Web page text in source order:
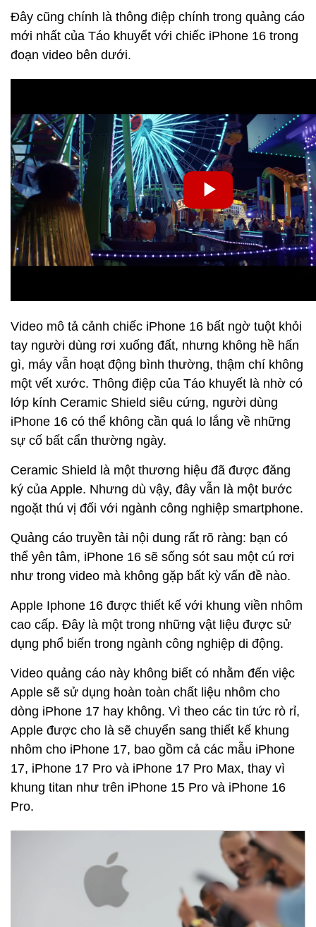
Đây cũng chính là thông điệp chính trong quảng cáo
mới nhất của Táo khuyết với chiếc iPhone 16 trong
đoạn video bên dưới.
Video mô tả cảnh chiếc iPhone 16 bất ngờ tuột khỏi
tay người dùng rơi xuống đất, nhưng không hề hấn
gì, máy vẫn hoạt động bình thường, thậm chí không
một vết xước. Thông điệp của Táo khuyết là nhờ có
lớp kính Ceramic Shield siêu cứng, người dùng
iPhone 16 có thể không cần quá lo lắng về những
sự cố bất cẩn thường ngày.
Ceramic Shield là một thương hiệu đã được đăng
ký của Apple. Nhưng dù vậy, đây vẫn là một bước
ngoặt thú vị đối với ngành công nghiệp smartphone.
Quảng cáo truyền tải nội dung rất rõ ràng: bạn có
thể yên tâm, iPhone 16 sẽ sống sót sau một cú rơi
như trong video mà không gặp bất kỳ vấn đề nào.
Apple Iphone 16 được thiết kế với khung viền nhôm
cao cấp. Đây là một trong những vật liệu được sử
dụng phổ biến trong ngành công nghiệp di động.
Video quảng cáo này không biết có nhằm đến việc
Apple sẽ sử dụng hoàn toàn chất liệu nhôm cho
dòng iPhone 17 hay không. Vì theo các tin tức rò rỉ,
Apple được cho là sẽ chuyển sang thiết kế khung
nhôm cho iPhone 17, bao gồm cả các mẫu iPhone
17, iPhone 17 Pro và iPhone 17 Pro Max, thay vì
khung titan như trên iPhone 15 Pro và iPhone 16
Pro.